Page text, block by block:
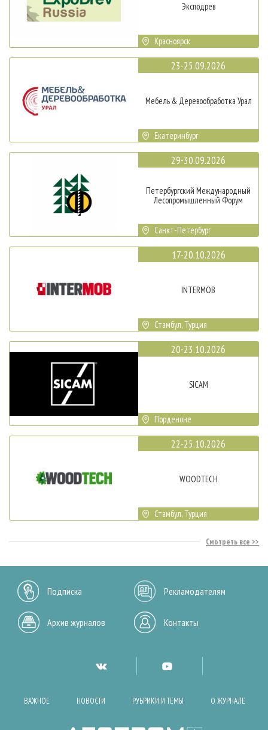
Эксподрев
Красноярск
23-25.09.2026
Мебель & Деревообработка Урал
Екатеринбург
29-30.09.2026
Петербургский Международный
Лесопромышленный Форум
Санкт-Петербург
17-20.10.2026
INTERMOB
Стамбул, Турция
20-23.10.2026
SICAM
Порденоне
22-25.10.2026
WOODTECH
Стамбул, Турция
Смотреть все
Подписка Рекламодателям
Архив журналов Контакты
ВАЖНОЕ НОВОСТИ РУБРИКИ И ТЕМЫ О ЖУРНАЛЕ